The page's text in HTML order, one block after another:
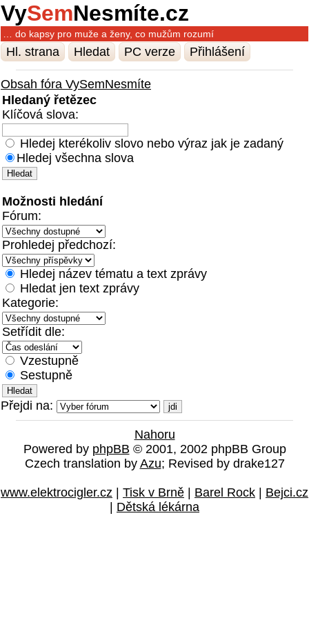
VySemNesmíte.cz
… do kapsy pro muže a ženy, co mužům rozumí
Hl. strana Hledat PC verze Přihlášení
Obsah fóra VySemNesmíte
Hledaný řetězec
Klíčová slova:
Hledej kterékoliv slovo nebo výraz jak je zadaný
Hledej všechna slova
Možnosti hledání
Fórum:
Prohledej předchozí:
Hledej název tématu a text zprávy
Hledat jen text zprávy
Kategorie:
Setřídit dle:
Vzestupně
Sestupně
Přejdi na:
Nahoru
Powered by phpBB © 2001, 2002 phpBB Group
Czech translation by Azu; Revised by drake127
www.elektrocigler.cz Tisk v Brně Barel Rock
Bejci.cz
Dětská lékárna